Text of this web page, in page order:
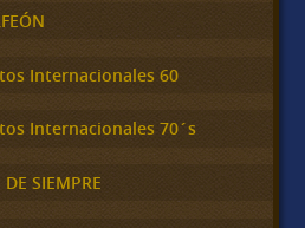
Internacionales 60
Internacionales 70´s
SIEMPRE